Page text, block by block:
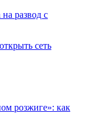
развод с
сеть
розжиге»: как